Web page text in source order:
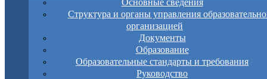
Структура и органы управления
организацией
Документы
Образование
Образовательные стандарты и требования
Руководство